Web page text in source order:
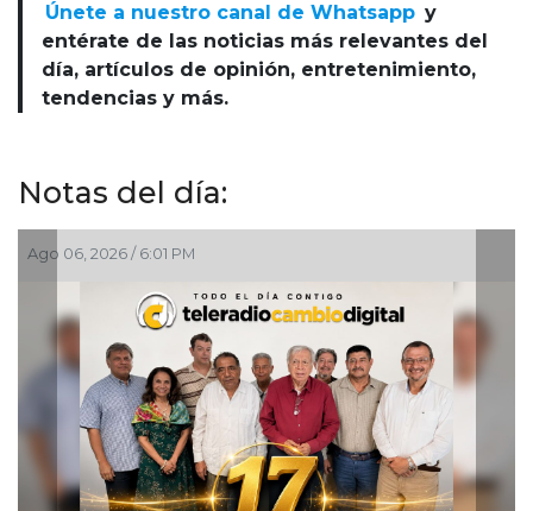
Únete a nuestro canal de Whatsapp y
entérate de las noticias más relevantes del
día, artículos de opinión, entretenimiento,
tendencias y más.
Notas del día:
Ago 06, 2026 / 2:45 PM